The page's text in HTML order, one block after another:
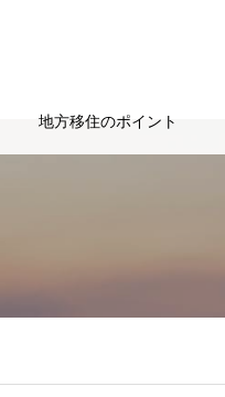
地方移住のポイント